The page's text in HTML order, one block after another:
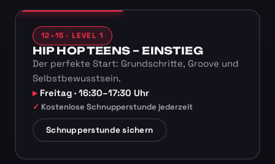
12–15 · LEVEL 1
HIP HOP TEENS – EINSTIEG
Der perfekte Start: Grundschritte, Groove und
Selbstbewusstsein.
Freitag · 16:30–17:30 Uhr
Kostenlose Schnupperstunde jederzeit
Schnupperstunde sichern